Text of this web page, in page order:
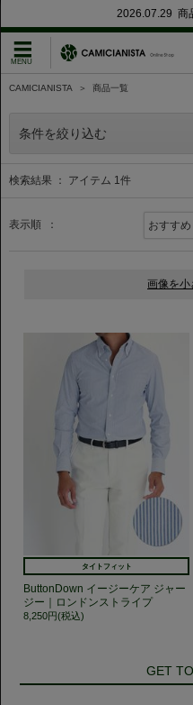
2026.07.29 商
CAMICIANISTA ＞ 商品一覧
条件を絞り込む
検索結果 ： アイテム 1件
表示順 ：
タイトフィット
ButtonDown イージーケア ジャー
ジー｜ロンドンストライプ
8,250円(税込)
GET